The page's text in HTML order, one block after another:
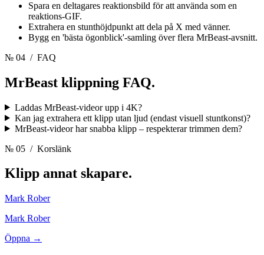
Spara en deltagares reaktionsbild för att använda som en
reaktions-GIF.
Extrahera en stunthöjdpunkt att dela på X med vänner.
Bygg en 'bästa ögonblick'-samling över flera MrBeast-avsnitt.
№ 04 / FAQ
MrBeast klippning FAQ.
Laddas MrBeast-videor upp i 4K?
Kan jag extrahera ett klipp utan ljud (endast visuell stuntkonst)?
MrBeast-videor har snabba klipp – respekterar trimmen dem?
№ 05 / Korslänk
Klipp annat skapare.
Mark Rober
Mark Rober
Öppna →